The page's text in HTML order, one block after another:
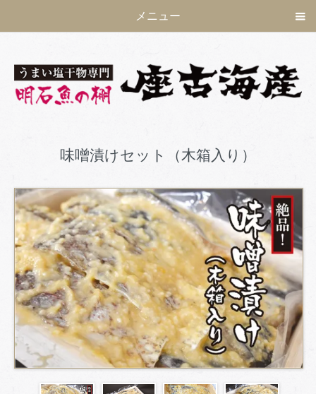
メニュー
味噌漬けセット（木箱入り）